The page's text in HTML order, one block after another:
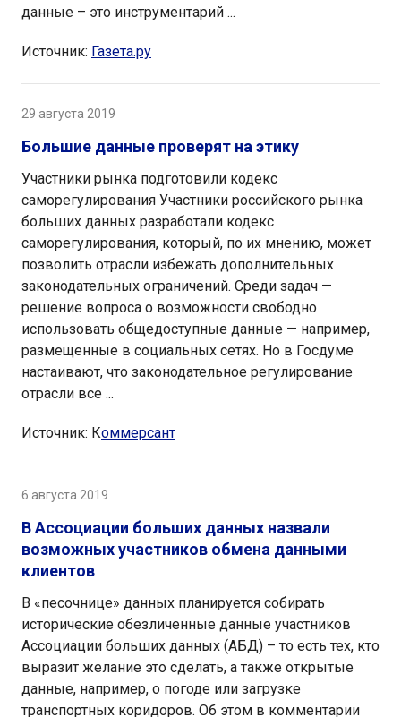
данные – это инструментарий ...
Источник: Газета.ру
29 августа 2019
Большие данные проверят на этику
Участники рынка подготовили кодекс
саморегулирования Участники российского рынка
больших данных разработали кодекс
саморегулирования, который, по их мнению, может
позволить отрасли избежать дополнительных
законодательных ограничений. Среди задач —
решение вопроса о возможности свободно
использовать общедоступные данные — например,
размещенные в социальных сетях. Но в Госдуме
настаивают, что законодательное регулирование
отрасли все ...
Источник: Коммерсант
6 августа 2019
В Ассоциации больших данных назвали
возможных участников обмена данными
клиентов
В «песочнице» данных планируется собирать
исторические обезличенные данные участников
Ассоциации больших данных (АБД) – то есть тех, кто
выразит желание это сделать, а также открытые
данные, например, о погоде или загрузке
транспортных коридоров. Об этом в комментарии